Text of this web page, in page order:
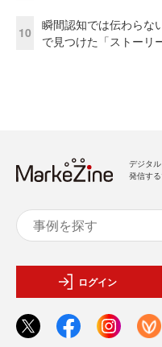
10
瞬間認知では伝わらな
で見つけた「ストーリ
デジタ
発信す
ログイン